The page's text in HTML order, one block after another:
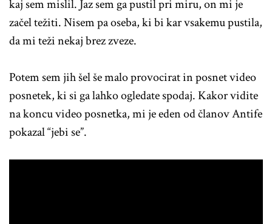
kaj sem mislil. Jaz sem ga pustil pri miru, on mi je
začel težiti. Nisem pa oseba, ki bi kar vsakemu pustila,
da mi teži nekaj brez zveze.
Potem sem jih šel še malo provocirat in posnet video
posnetek, ki si ga lahko ogledate spodaj. Kakor vidite
na koncu video posnetka, mi je eden od članov Antife
pokazal “jebi se”.